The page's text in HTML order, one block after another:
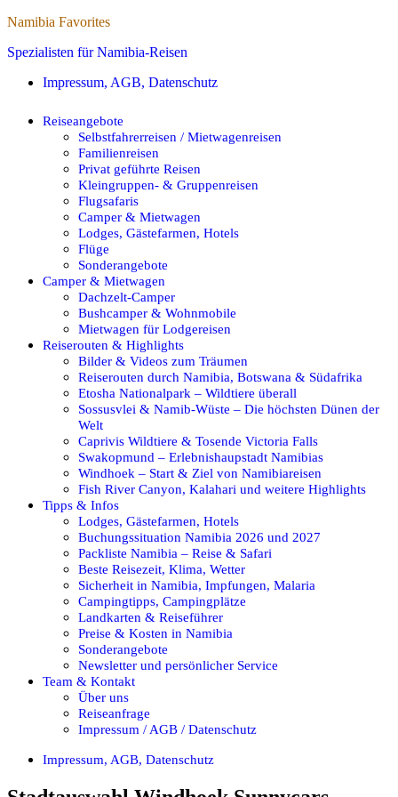
Namibia Favorites
Spezialisten für Namibia-Reisen
Impressum, AGB, Datenschutz
Reiseangebote
Selbstfahrerreisen / Mietwagenreisen
Familienreisen
Privat geführte Reisen
Kleingruppen- & Gruppenreisen
Flugsafaris
Camper & Mietwagen
Lodges, Gästefarmen, Hotels
Flüge
Sonderangebote
Camper & Mietwagen
Dachzelt-Camper
Bushcamper & Wohnmobile
Mietwagen für Lodgereisen
Reiserouten & Highlights
Bilder & Videos zum Träumen
Reiserouten durch Namibia, Botswana & Südafrika
Etosha Nationalpark – Wildtiere überall
Sossusvlei & Namib-Wüste – Die höchsten Dünen der
Welt
Caprivis Wildtiere & Tosende Victoria Falls
Swakopmund – Erlebnishaupstadt Namibias
Windhoek – Start & Ziel von Namibiareisen
Fish River Canyon, Kalahari und weitere Highlights
Tipps & Infos
Lodges, Gästefarmen, Hotels
Buchungssituation Namibia 2026 und 2027
Packliste Namibia – Reise & Safari
Beste Reisezeit, Klima, Wetter
Sicherheit in Namibia, Impfungen, Malaria
Campingtipps, Campingplätze
Landkarten & Reiseführer
Preise & Kosten in Namibia
Sonderangebote
Newsletter und persönlicher Service
Team & Kontakt
Über uns
Reiseanfrage
Impressum / AGB / Datenschutz
Impressum, AGB, Datenschutz